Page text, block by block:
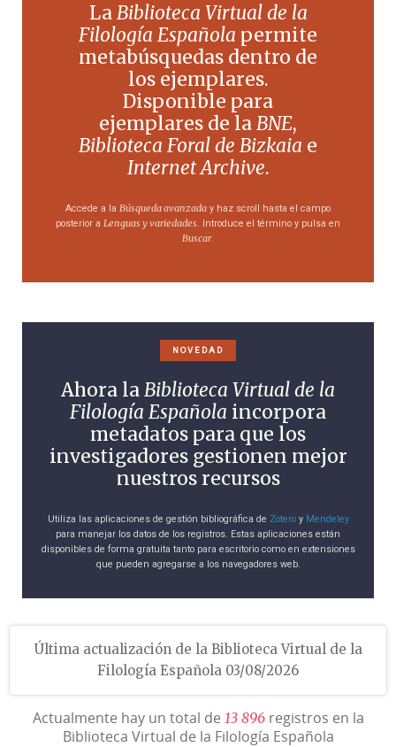
LaBiblioteca Virtual de la
Filología Española permite
metabúsquedas dentro de
los ejemplares.
Disponible para
ejemplares de laBNE,
Biblioteca Foral de Bizkaia e
Internet Archive.
Accede a la Búsqueda avanzada y haz scroll hasta el campo
posterior a Lenguas y variedades. Introduce el término y pulsa en
Buscar.
NOVEDAD
Ahora laBiblioteca Virtual de la
Filología Española incorpora
metadatos para que los
investigadores gestionen mejor
nuestros recursos
Utiliza las aplicaciones de gestión bibliográfica de Zoteroy Mendeley
para manejar los datos de los registros. Estas aplicaciones están
disponibles de forma gratuita tanto para escritorio como en extensiones
que pueden agregarse a los navegadores web.
Última actualización de la Biblioteca Virtual de la
Filología Española 03/08/2026
Actualmente hay un total de 13 896registros en la
Biblioteca Virtual de la Filología Española